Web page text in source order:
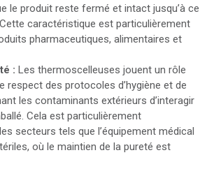
le produit reste fermé et intact jusqu’à ce
Cette caractéristique est particulièrement
pharmaceutiques, alimentaires et
: Les thermoscelleuses jouent un rôle
respect des protocoles d’hygiène et de
les contaminants extérieurs d’interagir
Cela est particulièrement
secteurs tels que l’équipement médical
où le maintien de la pureté est